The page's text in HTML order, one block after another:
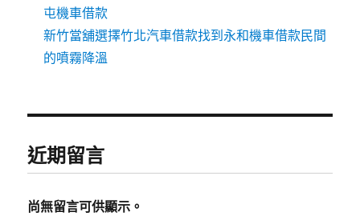
屯機車借款
新竹當舖選擇竹北汽車借款找到永和機車借款民間
的噴霧降溫
近期留言
尚無留言可供顯示。